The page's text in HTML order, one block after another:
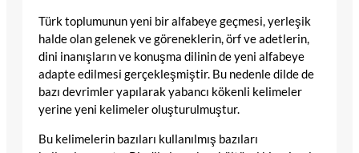
Türk toplumunun yeni bir alfabeye geçmesi, yerleşik
halde olan gelenek ve göreneklerin, örf ve adetlerin,
dini inanışların ve konuşma dilinin de yeni alfabeye
adapte edilmesi gerçekleşmiştir. Bu nedenle dilde de
bazı devrimler yapılarak yabancı kökenli kelimeler
yerine yeni kelimeler oluşturulmuştur.
Bu kelimelerin bazıları kullanılmış bazıları